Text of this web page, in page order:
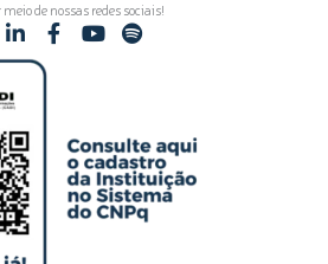
de nossas redes sociais!
L
i
k
e
d
i
n
-
i
n
F
a
Y
b
e
S
p
f
y